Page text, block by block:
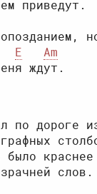
E
Am